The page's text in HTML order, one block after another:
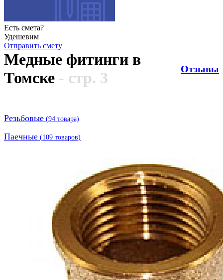
Есть смета?
Удешевим
Отправить смету
Медные фитинги в
Томске - стр. 3
Отзывы
Резьбовые (94 товара)
Паечные (109 товаров)